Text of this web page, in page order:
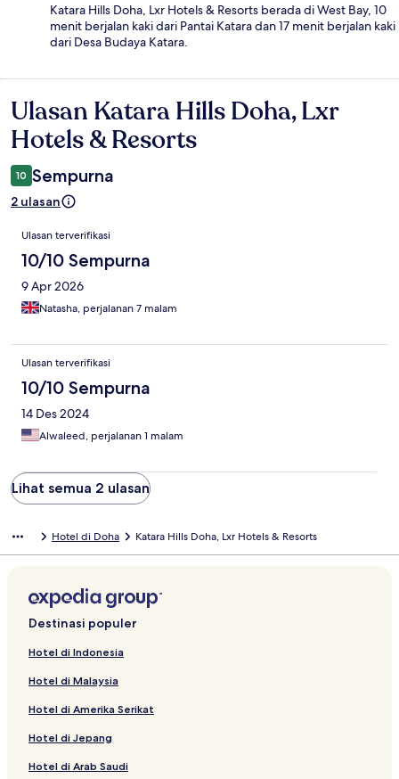
Katara Hills Doha, Lxr Hotels & Resorts berada di West Bay, 10
menit berjalan kaki dari Pantai Katara dan 17 menit berjalan kaki
dari Desa Budaya Katara.
Ulasan
Ulasan Katara Hills Doha, Lxr
Hotels & Resorts
10 Sempurna
2 ulasan
Ulasan
Ulasan terverifikasi
10/10 Sempurna
9 Apr 2026
Natasha, perjalanan 7 malam
Ulasan terverifikasi
10/10 Sempurna
14 Des 2024
Alwaleed, perjalanan 1 malam
Lihat semua 2 ulasan
Hotel di Doha Katara Hills Doha, Lxr Hotels & Resorts
Destinasi populer
Hotel di Indonesia
Hotel di Malaysia
Hotel di Amerika Serikat
Hotel di Jepang
Hotel di Arab Saudi